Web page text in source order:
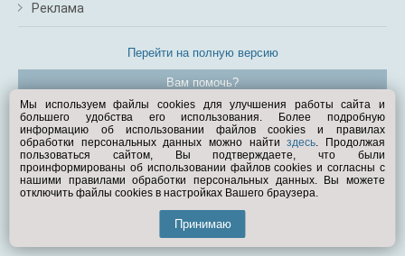
Реклама
Перейти на полную версию
Вам помочь?
© Exist.ru 1998—2026
Мы используем файлы cookies для улучшения работы сайта и
большего удобства его использования. Более подробную
информацию об использовании файлов cookies и правилах
обработки персональных данных можно найтиздесь. Продолжая
пользоваться сайтом, Вы подтверждаете, что были
проинформированы об использовании файлов cookies и согласны с
нашими правилами обработки персональных данных. Вы можете
отключить файлы cookies в настройках Вашего браузера.
Принимаю